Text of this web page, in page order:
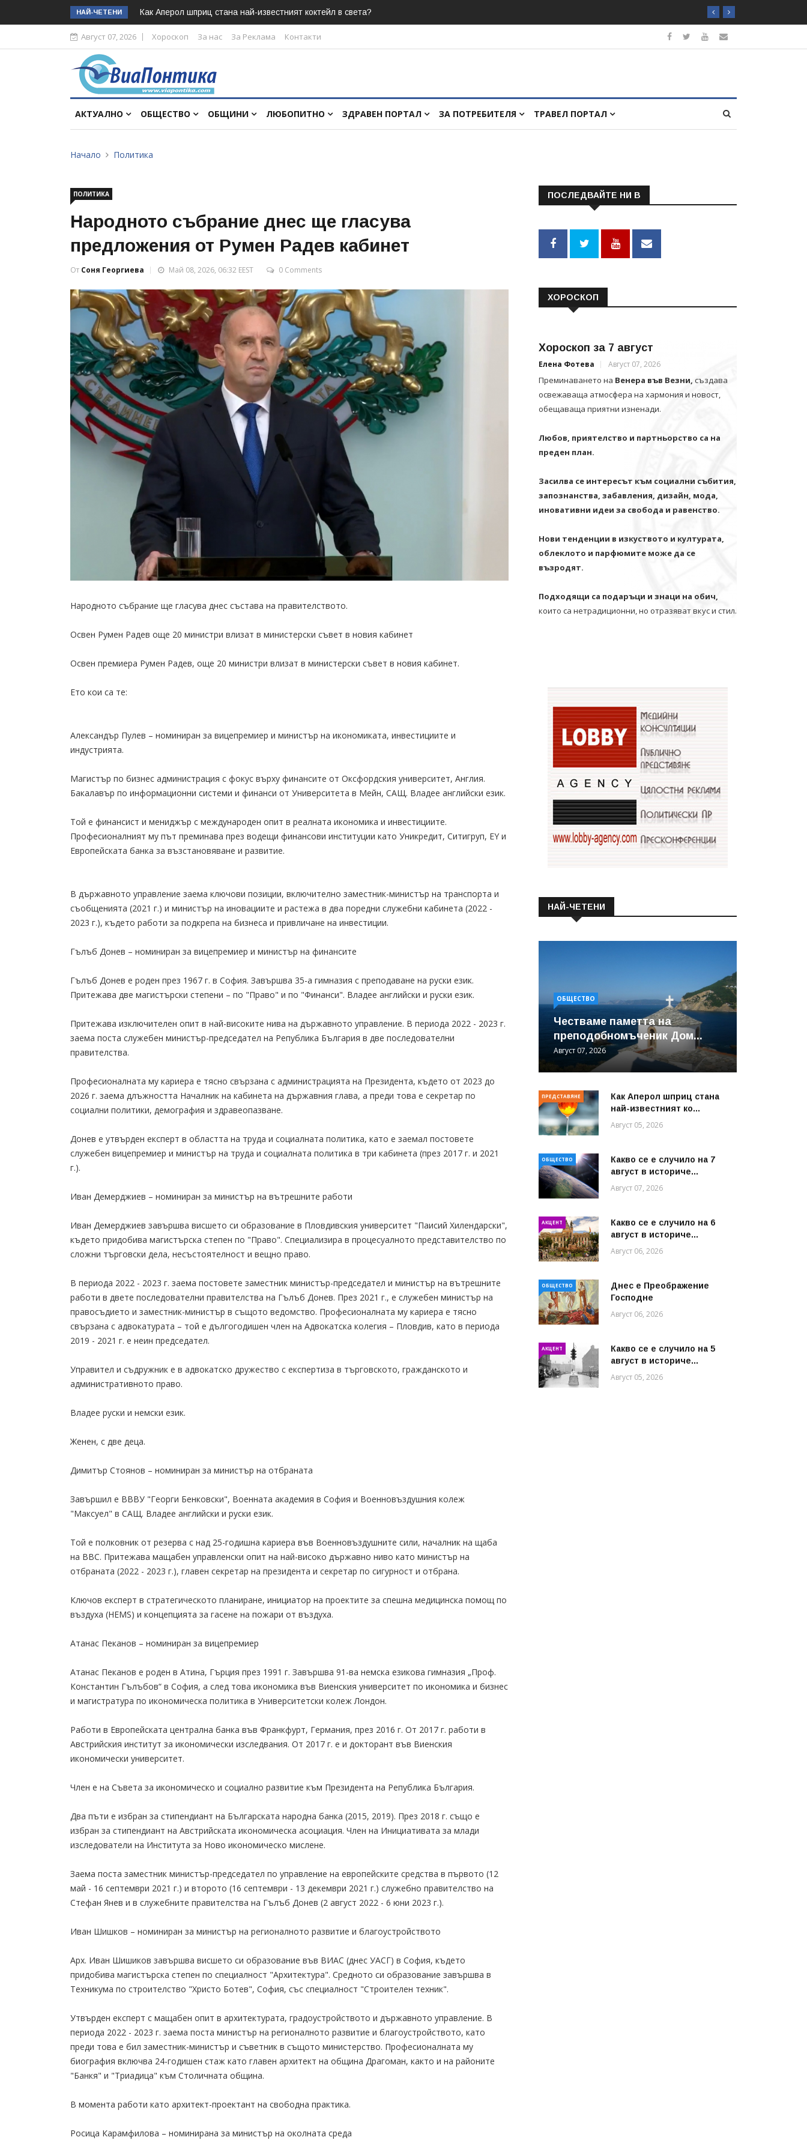
НАЙ-ЧЕТЕНИ Как Аперол шприц стана най-известният коктейл в света?
Август 07, 2026 Хороскоп За нас За Реклама Контакти
АКТУАЛНО ОБЩЕСТВО ОБЩИНИ ЛЮБОПИТНО ЗДРАВЕН ПОРТАЛ ЗА ПОТРЕБИТЕЛЯ ТРАВЕЛ ПОРТАЛ
Начало Политика
ПОЛИТИКА
Народното събрание днес ще гласува
предложения от Румен Радев кабинет
От Соня Георгиева Май 08, 2026, 06:32 EEST 0 Comments
Народното събрание ще гласува днес състава на правителството.
Освен Румен Радев още 20 министри влизат в министерски съвет в новия кабинет
Освен премиера Румен Радев, още 20 министри влизат в министерски съвет в новия кабинет.
Ето кои са те:
Александър Пулев – номиниран за вицепремиер и министър на икономиката, инвестициите и
индустрията.
Магистър по бизнес администрация с фокус върху финансите от Оксфордския университет, Англия.
Бакалавър по информационни системи и финанси от Университета в Мейн, САЩ. Владее английски език.
Той е финансист и мениджър с международен опит в реалната икономика и инвестициите.
Професионалният му път преминава през водещи финансови институции като Уникредит, Ситигруп, EY и
Европейската банка за възстановяване и развитие.
В държавното управление заема ключови позиции, включително заместник-министър на транспорта и
съобщенията (2021 г.) и министър на иновациите и растежа в два поредни служебни кабинета (2022 -
2023 г.), където работи за подкрепа на бизнеса и привличане на инвестиции.
Гълъб Донев – номиниран за вицепремиер и министър на финансите
Гълъб Донев е роден през 1967 г. в София. Завършва 35-а гимназия с преподаване на руски език.
Притежава две магистърски степени – по "Право" и по "Финанси". Владее английски и руски език.
Притежава изключителен опит в най-високите нива на държавното управление. В периода 2022 - 2023 г.
заема поста служебен министър-председател на Република България в две последователни
правителства.
Професионалната му кариера е тясно свързана с администрацията на Президента, където от 2023 до
2026 г. заема длъжността Началник на кабинета на държавния глава, а преди това е секретар по
социални политики, демография и здравеопазване.
Донев е утвърден експерт в областта на труда и социалната политика, като е заемал постовете
служебен вицепремиер и министър на труда и социалната политика в три кабинета (през 2017 г. и 2021
г.).
Иван Демерджиев – номиниран за министър на вътрешните работи
Иван Демерджиев завършва висшето си образование в Пловдивския университет "Паисий Хилендарски",
където придобива магистърска степен по "Право". Специализира в процесуалното представителство по
сложни търговски дела, несъстоятелност и вещно право.
В периода 2022 - 2023 г. заема постовете заместник министър-председател и министър на вътрешните
работи в двете последователни правителства на Гълъб Донев. През 2021 г., е служебен министър на
правосъдието и заместник-министър в същото ведомство. Професионалната му кариера е тясно
свързана с адвокатурата – той е дългогодишен член на Адвокатска колегия – Пловдив, като в периода
2019 - 2021 г. е неин председател.
Управител и съдружник е в адвокатско дружество с експертиза в търговското, гражданското и
административното право.
Владее руски и немски език.
Женен, с две деца.
Димитър Стоянов – номиниран за министър на отбраната
Завършил е ВВВУ "Георги Бенковски", Военната академия в София и Военновъздушния колеж
"Максуел" в САЩ. Владее английски и руски език.
Той е полковник от резерва с над 25-годишна кариера във Военновъздушните сили, началник на щаба
на ВВС. Притежава мащабен управленски опит на най-високо държавно ниво като министър на
отбраната (2022 - 2023 г.), главен секретар на президента и секретар по сигурност и отбрана.
Ключов експерт в стратегическото планиране, инициатор на проектите за спешна медицинска помощ по
въздуха (HEMS) и концепцията за гасене на пожари от въздуха.
Атанас Пеканов – номиниран за вицепремиер
Атанас Пеканов е роден в Атина, Гърция през 1991 г. Завършва 91-ва немска езикова гимназия „Проф.
Константин Гълъбов“ в София, а след това икономика във Виенския университет по икономика и бизнес
и магистратура по икономическа политика в Университетски колеж Лондон.
Работи в Европейската централна банка във Франкфурт, Германия, през 2016 г. От 2017 г. работи в
Австрийския институт за икономически изследвания. От 2017 г. е и докторант във Виенския
икономически университет.
Член е на Съвета за икономическо и социално развитие към Президента на Република България.
Два пъти е избран за стипендиант на Българската народна банка (2015, 2019). През 2018 г. също е
избран за стипендиант на Австрийската икономическа асоциация. Член на Инициативата за млади
изследователи на Института за Ново икономическо мислене.
Заема поста заместник министър-председател по управление на европейските средства в първото (12
май - 16 септември 2021 г.) и второто (16 септември - 13 декември 2021 г.) служебно правителство на
Стефан Янев и в служебните правителства на Гълъб Донев (2 август 2022 - 6 юни 2023 г.).
Иван Шишков – номиниран за министър на регионалното развитие и благоустройството
Арх. Иван Шишиков завършва висшето си образование във ВИАС (днес УАСГ) в София, където
придобива магистърска степен по специалност "Архитектура". Средното си образование завършва в
Техникума по строителство "Христо Ботев", София, със специалност "Строителен техник".
Утвърден експерт с мащабен опит в архитектурата, градоустройството и държавното управление. В
периода 2022 - 2023 г. заема поста министър на регионалното развитие и благоустройството, като
преди това е бил заместник-министър и съветник в същото министерство. Професионалната му
биография включва 24-годишен стаж като главен архитект на община Драгоман, както и на районите
"Банкя" и "Триадица" към Столичната община.
В момента работи като архитект-проектант на свободна практика.
Росица Карамфилова – номинирана за министър на околната среда
ПОСЛЕДВАЙТЕ НИ В
ХОРОСКОП
Хороскоп за 7 август
Елена Фотева Август 07, 2026
Преминаването на Венера във Везни, създава
освежаваща атмосфера на хармония и новост,
обещаваща приятни изненади.
Любов, приятелство и партньорство са на
преден план.
Засилва се интересът към социални събития,
запознанства, забавления, дизайн, мода,
иновативни идеи за свобода и равенство.
Нови тенденции в изкуството и културата,
облеклото и парфюмите може да се
възродят.
Подходящи са подаръци и знаци на обич,
които са нетрадиционни, но отразяват вкус и стил.
НАЙ-ЧЕТЕНИ
ОБЩЕСТВО
Честваме паметта на
преподобномъченик Дом...
Август 07, 2026
ПРЕДСТАВЯНЕ
Как Аперол шприц стана
най-известният ко...
Август 05, 2026
ОБЩЕСТВО
Какво се е случило на 7
август в историче...
Август 07, 2026
АКЦЕНТ
Какво се е случило на 6
август в историче...
Август 06, 2026
ОБЩЕСТВО
Днес е Преображение
Господне
Август 06, 2026
АКЦЕНТ
Какво се е случило на 5
август в историче...
Август 05, 2026